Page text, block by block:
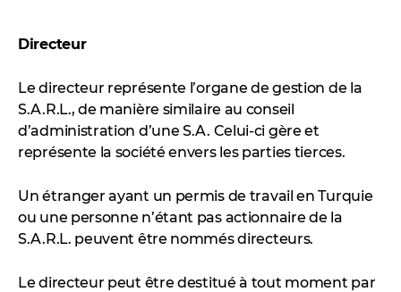
Directeur
Le directeur représente l’organe de gestion de la
S.A.R.L., de manière similaire au conseil
d’administration d’une S.A. Celui-ci gère et
représente la société envers les parties tierces.
Un étranger ayant un permis de travail en Turquie
ou une personne n’étant pas actionnaire de la
S.A.R.L. peuvent être nommés directeurs.
Le directeur peut être destitué à tout moment par